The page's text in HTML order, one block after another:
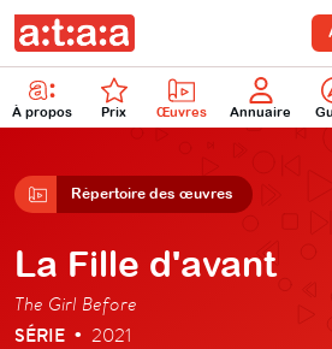
À propos Prix Œuvres Annuaire
Répertoire des œuvres
La Fille d'avant
The Girl Before
SÉRIE • 2021